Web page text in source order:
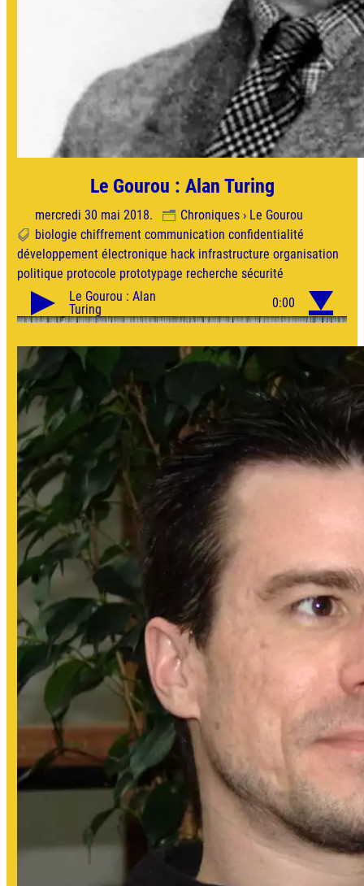
Le Gourou : Alan Turing
mercredi 30 mai 2018.
Chroniques › Le Gourou
biologie chiffrement communication confidentialité
développement électronique hack infrastructure organisation
politique protocole prototypage recherche sécurité